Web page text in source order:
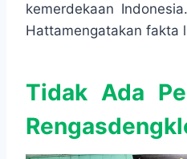
kemerdekaan
Hattamengatakan fakta
Tidak Ada